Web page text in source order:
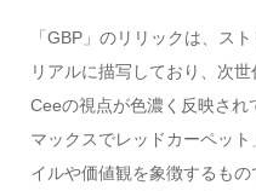
「GBP」のリリックは、ス
リアルに描写しており、次
Ceeの視点が色濃く反映さ
マックスでレッドカーペッ
イルや価値観を象徴するも